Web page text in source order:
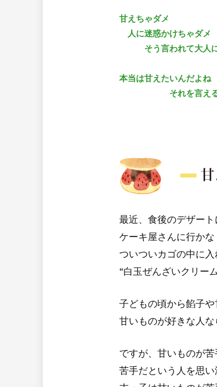
甘えちゃダメ
人に迷惑かけちゃダメ
そう言われて大人に
本当は甘えたいんだよね
それを言えるか
最近、食後のデザー
ケーキ屋さんに行か
ついついカゴの中に
“白玉ぜんざいクリー
子どもの頃から餡子
甘いものが好きな人
ですが、甘いものが苦
苦手だという人を思い